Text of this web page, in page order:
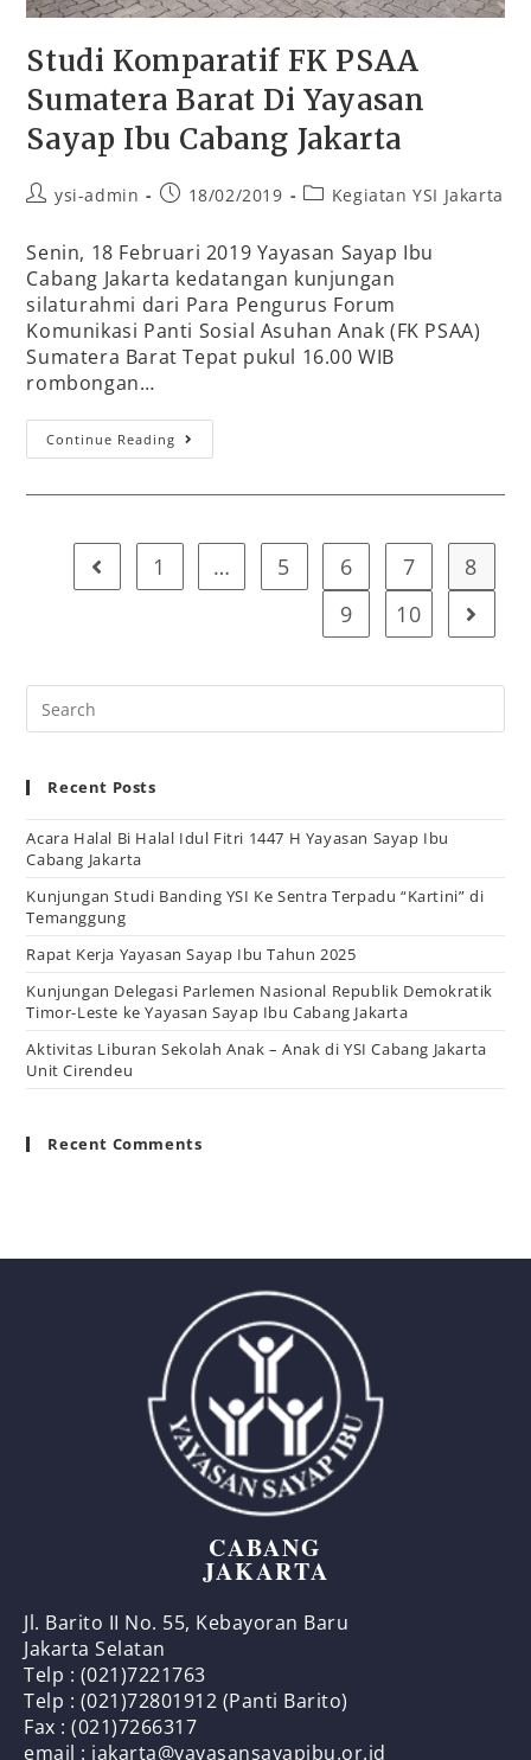
Studi Komparatif FK PSAA
Sumatera Barat Di Yayasan
Sayap Ibu Cabang Jakarta
ysi-admin 18/02/2019 Kegiatan YSI Jakarta
Senin, 18 Februari 2019 Yayasan Sayap Ibu
Cabang Jakarta kedatangan kunjungan
silaturahmi dari Para Pengurus Forum
Komunikasi Panti Sosial Asuhan Anak (FK PSAA)
Sumatera Barat Tepat pukul 16.00 WIB
rombongan…
Continue Reading
1 … 5 6 7
8
9
10
Recent Posts
Acara Halal Bi Halal Idul Fitri 1447 H Yayasan Sayap Ibu
Cabang Jakarta
Kunjungan Studi Banding YSI Ke Sentra Terpadu “Kartini” di
Temanggung
Rapat Kerja Yayasan Sayap Ibu Tahun 2025
Kunjungan Delegasi Parlemen Nasional Republik Demokratik
Timor-Leste ke Yayasan Sayap Ibu Cabang Jakarta
Aktivitas Liburan Sekolah Anak – Anak di YSI Cabang Jakarta
Unit Cirendeu
Recent Comments
CABANG
JAKARTA
Jl. Barito II No. 55, Kebayoran Baru
Jakarta Selatan
Telp : (021)7221763
Telp : (021)72801912 (Panti Barito)
Fax : (021)7266317
email : jakarta@yayasansayapibu.or.id